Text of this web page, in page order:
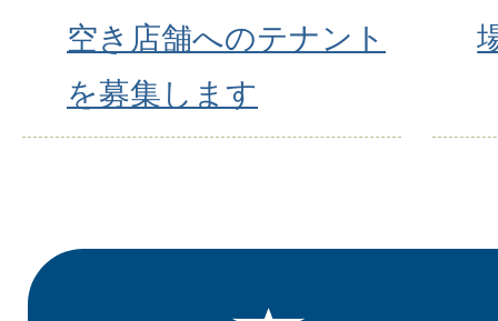
空き店舗へのテナント
を募集します